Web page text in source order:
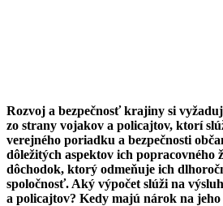
Rozvoj a bezpečnosť krajiny si
zo strany vojakov a policajtov, ktorí
verejného poriadku a bezpečnosti
dôležitých aspektov ich popracovného
dôchodok, ktorý odmeňuje ich
spoločnosť. Aký výpočet slúži na
a policajtov? Kedy majú nárok na jeho